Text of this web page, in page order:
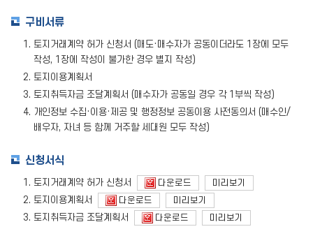
구비서류
토지거래계약 허가 신청서 (매도·매수자가 공동이더라도 1장에 모두
작성, 1장에 작성이 불가한 경우 별지 작성)
토지이용계획서
토지취득자금 조달계획서 (매수자가 공동일 경우 각 1부씩 작성)
개인정보 수집·이용·제공 및 행정정보 공동이용 사전동의서 (매수인/
배우자, 자녀 등 함께 거주할 세대원 모두 작성)
신청서식
토지거래계약 허가 신청서 다운로드 미리보기
토지이용계획서 다운로드 미리보기
토지취득자금 조달계획서 다운로드 미리보기